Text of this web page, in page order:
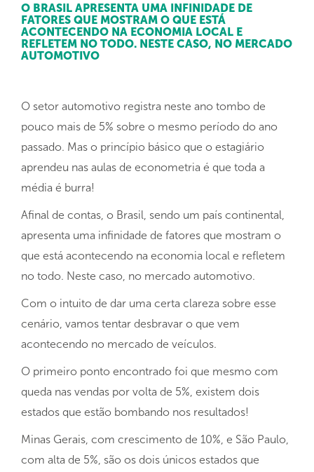
O BRASIL APRESENTA UMA INFINIDADE DE
FATORES QUE MOSTRAM O QUE ESTÁ
ACONTECENDO NA ECONOMIA LOCAL E
REFLETEM NO TODO. NESTE CASO, NO MERCADO
AUTOMOTIVO
O setor automotivo registra neste ano tombo de
pouco mais de 5% sobre o mesmo período do ano
passado. Mas o princípio básico que o estagiário
aprendeu nas aulas de econometria é que toda a
média é burra!
Afinal de contas, o Brasil, sendo um país continental,
apresenta uma infinidade de fatores que mostram o
que está acontecendo na economia local e refletem
no todo. Neste caso, no mercado automotivo.
Com o intuito de dar uma certa clareza sobre esse
cenário, vamos tentar desbravar o que vem
acontecendo no mercado de veículos.
O primeiro ponto encontrado foi que mesmo com
queda nas vendas por volta de 5%, existem dois
estados que estão bombando nos resultados!
Minas Gerais, com crescimento de 10%, e São Paulo,
com alta de 5%, são os dois únicos estados que